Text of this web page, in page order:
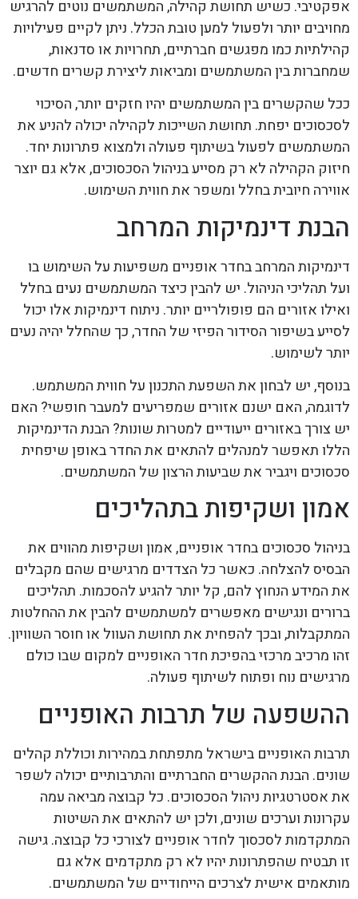
אפקטיבי. כשיש תחושת קהילה, המשתמשים נוטים להרגיש
מחויבים יותר ולפעול למען טובת הכלל. ניתן לקיים פעילויות
קהילתיות כמו מפגשים חברתיים, תחרויות או סדנאות,
שמחברות בין המשתמשים ומביאות ליצירת קשרים חדשים.
ככל שהקשרים בין המשתמשים יהיו חזקים יותר, הסיכוי
לסכסוכים יפחת. תחושת השייכות לקהילה יכולה להניע את
המשתמשים לפעול בשיתוף פעולה ולמצוא פתרונות יחד.
חיזוק הקהילה לא רק מסייע בניהול הסכסוכים, אלא גם יוצר
אווירה חיובית בחלל ומשפר את חווית השימוש.
הבנת דינמיקות המרחב
דינמיקות המרחב בחדר אופניים משפיעות על השימוש בו
ועל תהליכי הניהול. יש להבין כיצד המשתמשים נעים בחלל
ואילו אזורים הם פופולריים יותר. ניתוח דינמיקות אלו יכול
לסייע בשיפור הסידור הפיזי של החדר, כך שהחלל יהיה נעים
יותר לשימוש.
בנוסף, יש לבחון את השפעת התכנון על חווית המשתמש.
לדוגמה, האם ישנם אזורים שמפריעים למעבר חופשי? האם
יש צורך באזורים ייעודיים למטרות שונות? הבנת הדינמיקות
הללו תאפשר למנהלים להתאים את החדר באופן שיפחית
סכסוכים ויגביר את שביעות הרצון של המשתמשים.
אמון ושקיפות בתהליכים
בניהול סכסוכים בחדר אופניים, אמון ושקיפות מהווים את
הבסיס להצלחה. כאשר כל הצדדים מרגישים שהם מקבלים
את המידע הנחוץ להם, קל יותר להגיע להסכמות. תהליכים
ברורים ונגישים מאפשרים למשתמשים להבין את ההחלטות
המתקבלות, ובכך להפחית את תחושת העוול או חוסר השוויון.
זהו מרכיב מרכזי בהפיכת חדר האופניים למקום שבו כולם
מרגישים נוח ופתוח לשיתוף פעולה.
ההשפעה של תרבות האופניים
תרבות האופניים בישראל מתפתחת במהירות וכוללת קהלים
שונים. הבנת ההקשרים החברתיים והתרבותיים יכולה לשפר
את אסטרטגיות ניהול הסכסוכים. כל קבוצה מביאה עמה
עקרונות וערכים שונים, ולכן יש להתאים את השיטות
המתקדמות לסכסוך לחדר אופניים לצורכי כל קבוצה. גישה
זו תבטיח שהפתרונות יהיו לא רק מתקדמים אלא גם
מותאמים אישית לצרכים הייחודיים של המשתמשים.